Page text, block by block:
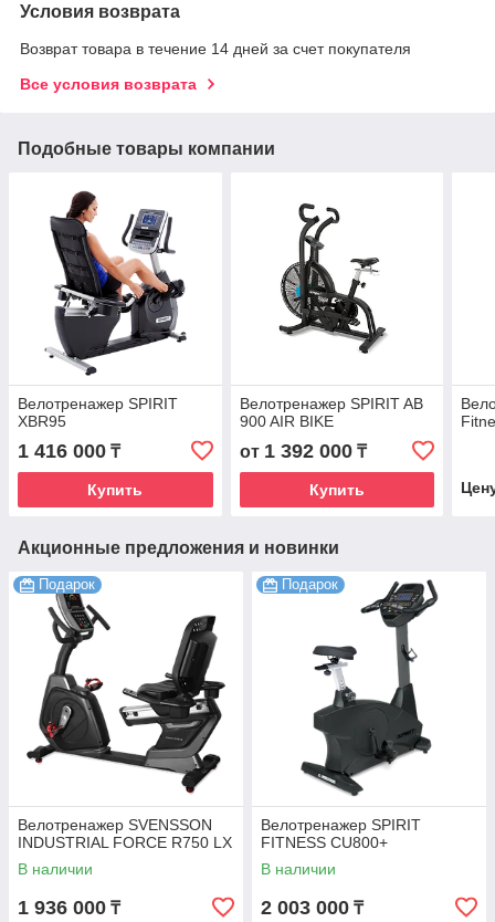
Условия возврата
Возврат товара в течение 14 дней за счет покупателя
Все условия возврата
Подобные товары компании
Велотренажер SPIRIT
XBR95
1 416 000 ₸
Купить
Велотренажер SPIRIT AB
900 AIR BIKE
от 1 392 000₸
Купить
Акционные предложения и новинки
Подарок
Велотренажер SVENSSON
INDUSTRIAL FORCE R750 LX
В наличии
1 936 000 ₸
Подарок
Велотренажер SPIRIT
FITNESS CU800+
В наличии
2 003 000 ₸